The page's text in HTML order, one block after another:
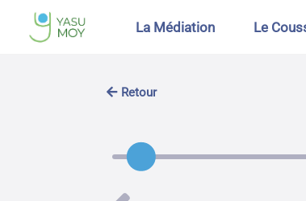
Aller au contenu principalLa Médiation Le
Retour